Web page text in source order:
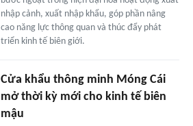
nhập cảnh, xuất nhập khẩu, góp phần nâng
cao năng lực thông quan và thúc đẩy phát
triển kinh tế biên giới.
Cửa khẩu thông minh Móng Cái
mở thời kỳ mới cho kinh tế biên
mậu